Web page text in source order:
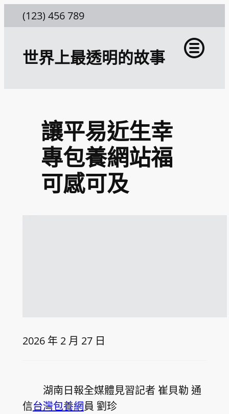
至
(123) 456 789
世界上最透明的故事
讓平易近生幸
專包養網站福
可感可及
2026 年 2 月 27 日
湖南日報全媒體見習記者 崔貝勒 通
信台灣包養網員 劉珍